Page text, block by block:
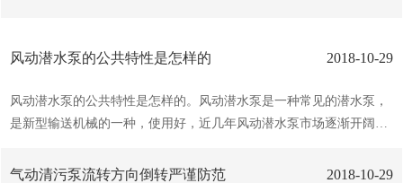
2018-10-29
风动潜水泵的公共特性是怎样的
风动潜水泵的公共特性是怎样的。风动潜水泵是一种常见的潜水泵，
是新型输送机械的一种，使用好，近几年风动潜水泵市场逐渐开阔，
泵是一种新型输送机械，采用压缩空气为动力源，对于各种腐蚀性液
2018-10-29
气动清污泵流转方向倒转严谨防范